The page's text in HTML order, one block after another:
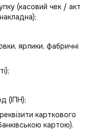
(касовий чек / акт
ярлики, фабричні
(ІПН);
карткового
картою).